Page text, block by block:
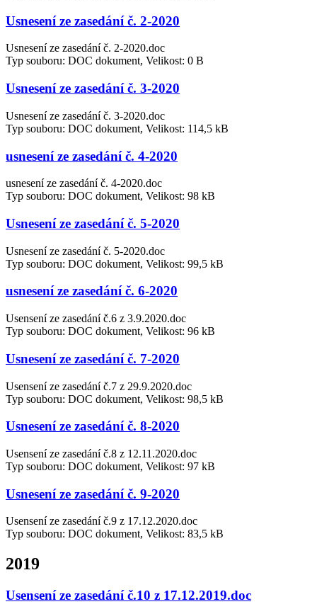
Usnesení ze zasedání č. 2-2020
Usnesení ze zasedání č. 2-2020.doc
Typ souboru: DOC dokument, Velikost: 0 B
Usnesení ze zasedání č. 3-2020
Usnesení ze zasedání č. 3-2020.doc
Typ souboru: DOC dokument, Velikost: 114,5 kB
usnesení ze zasedání č. 4-2020
usnesení ze zasedání č. 4-2020.doc
Typ souboru: DOC dokument, Velikost: 98 kB
Usnesení ze zasedání č. 5-2020
Usnesení ze zasedání č. 5-2020.doc
Typ souboru: DOC dokument, Velikost: 99,5 kB
usnesení ze zasedání č. 6-2020
Usensení ze zasedání č.6 z 3.9.2020.doc
Typ souboru: DOC dokument, Velikost: 96 kB
Usnesení ze zasedání č. 7-2020
Usensení ze zasedání č.7 z 29.9.2020.doc
Typ souboru: DOC dokument, Velikost: 98,5 kB
Usnesení ze zasedání č. 8-2020
Usensení ze zasedání č.8 z 12.11.2020.doc
Typ souboru: DOC dokument, Velikost: 97 kB
Usnesení ze zasedání č. 9-2020
Usensení ze zasedání č.9 z 17.12.2020.doc
Typ souboru: DOC dokument, Velikost: 83,5 kB
2019
Usensení ze zasedání č.10 z 17.12.2019.doc